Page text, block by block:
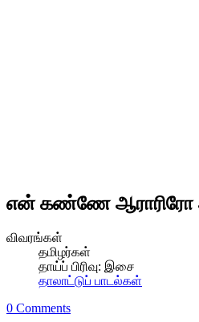
என் கண்ணே ஆராரிரோ
விவரங்கள்
தமிழர்கள்
தாய்ப் பிரிவு: இசை
தாலாட்டுப் பாடல்கள்
0 Comments